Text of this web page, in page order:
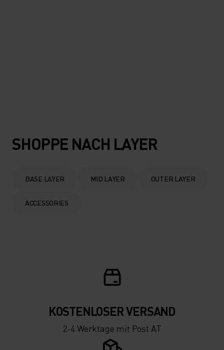
SHOPPE NACH LAYER
BASE LAYER MID LAYER OUTER LAYER
ACCESSORIES
KOSTENLOSER VERSAND
2-4 Werktage mit Post AT